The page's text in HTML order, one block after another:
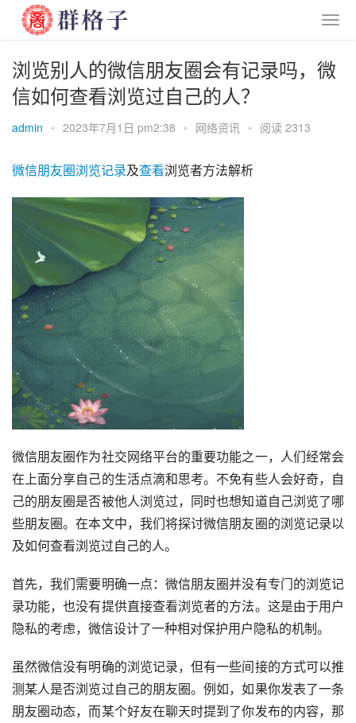
浏览别人的微信朋友圈会有记录吗，微
信如何查看浏览过自己的人？
admin • 2023年7月1日 pm2:38 • 网络资讯 • 阅读 2313
微信朋友圈浏览记录及查看浏览者方法解析
微信朋友圈作为社交网络平台的重要功能之一，人们经常会
在上面分享自己的生活点滴和思考。不免有些人会好奇，自
己的朋友圈是否被他人浏览过，同时也想知道自己浏览了哪
些朋友圈。在本文中，我们将探讨微信朋友圈的浏览记录以
及如何查看浏览过自己的人。
首先，我们需要明确一点：微信朋友圈并没有专门的浏览记
录功能，也没有提供直接查看浏览者的方法。这是由于用户
隐私的考虑，微信设计了一种相对保护用户隐私的机制。
虽然微信没有明确的浏览记录，但有一些间接的方式可以推
测某人是否浏览过自己的朋友圈。例如，如果你发表了一条
朋友圈动态，而某个好友在聊天时提到了你发布的内容，那